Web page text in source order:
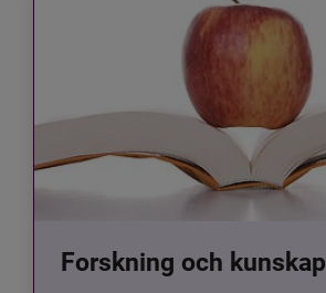
Forskning och kunskap